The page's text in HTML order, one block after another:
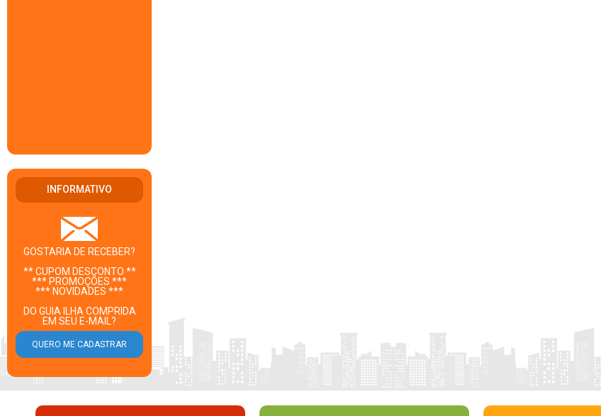
INFORMATIVO
GOSTARIA DE RECEBER?
** CUPOM DESCONTO **
*** PROMOÇÕES ***
*** NOVIDADES ***
DO GUIA ILHA COMPRIDA
EM SEU E-MAIL?